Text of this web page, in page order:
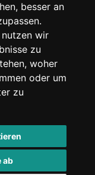
besser an
wir
zu
woher
oder um
zu
ab